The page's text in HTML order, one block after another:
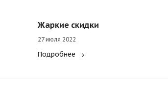
Жаркие скидки
27 июля 2022
Подробнее